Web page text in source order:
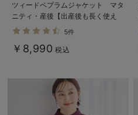
ツィードペプラムジャケット マタ
ニティ・産後【出産後も長く使え
る】
5件
￥8,990 税込